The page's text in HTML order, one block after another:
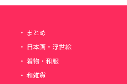
まとめ
日本画・浮世絵
着物・和服
和雑貨